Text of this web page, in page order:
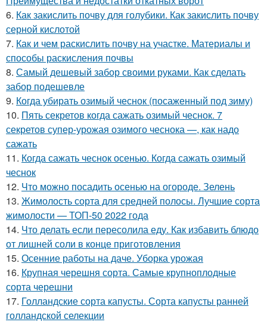
6. Как закислить почву для голубики. Как закислить почву
серной кислотой
7. Как и чем раскислить почву на участке. Материалы и
способы раскисления почвы
8. Самый дешевый забор своими руками. Как сделать
забор подешевле
9. Когда убирать озимый чеснок (посаженный под зиму)
10. Пять секретов когда сажать озимый чеснок. 7
секретов супер-урожая озимого чеснока —, как надо
сажать
11. Когда сажать чеснок осенью. Когда сажать озимый
чеснок
12. Что можно посадить осенью на огороде. Зелень
13. Жимолость сорта для средней полосы. Лучшие сорта
жимолости — ТОП-50 2022 года
14. Что делать если пересолила еду. Как избавить блюдо
от лишней соли в конце приготовления
15. Осенние работы на даче. Уборка урожая
16. Крупная черешня сорта. Самые крупноплодные
сорта черешни
17. Голландские сорта капусты. Сорта капусты ранней
голландской селекции